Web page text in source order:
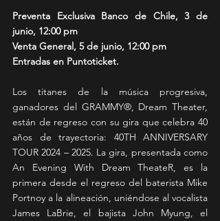
Preventa Exclusiva Banco de Chile, 3 de
junio, 12:00 pm
Venta General, 5 de junio, 12:00 pm
Entradas en Puntoticket.
Los titanes de la música progresiva,
ganadores del GRAMMY®, Dream Theater,
están de regreso con su gira que celebra 40
años de trayectoria: 40TH ANNIVERSARY
TOUR 2024 – 2025. La gira, presentada como
An Evening With Dream TheateR, es la
primera desde el regreso del baterista Mike
Portnoy a la alineación, uniéndose al vocalista
James LaBrie, el bajista John Myung, el